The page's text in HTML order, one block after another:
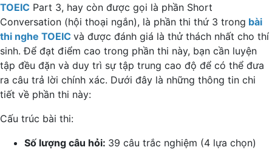
TOEIC Part 3, hay còn được gọi là phần Short
Conversation (hội thoại ngắn), là phần thi thứ 3 trong bài
thi nghe TOEIC và được đánh giá là thử thách nhất cho thí
sinh. Để đạt điểm cao trong phần thi này, bạn cần luyện
tập đều đặn và duy trì sự tập trung cao độ để có thể đưa
ra câu trả lời chính xác. Dưới đây là những thông tin chi
tiết về phần thi này:
Cấu trúc bài thi:
Số lượng câu hỏi: 39 câu trắc nghiệm (4 lựa chọn)